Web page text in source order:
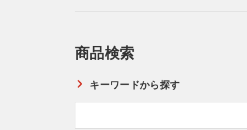
商品検索
キーワードから探す